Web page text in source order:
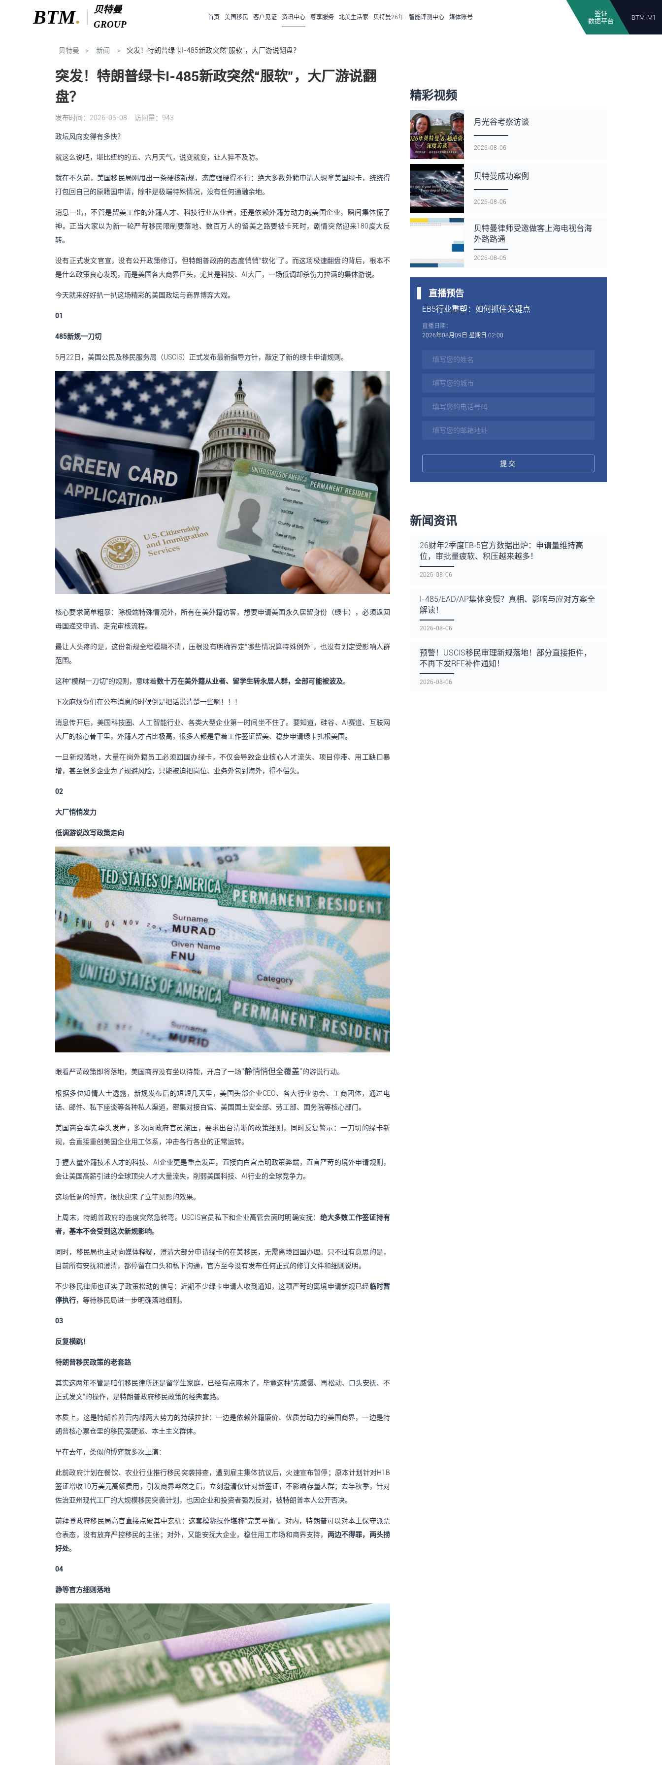
贝特曼咨询
BTM.
贝特曼
GROUP
首页 美国移民 客户见证 资讯中心 尊享服务 北美生活家 贝特曼26年 智能评测中心 媒体账号
签证
数据平台
BTM-M1
贝特曼 > 新闻 > 突发！特朗普绿卡I-485新政突然“服软”，大厂游说翻盘？
突发！特朗普绿卡I-485新政突然“服软”，大厂游说翻
盘？
发布时间：2026-06-08 访问量：943
政坛风向变得有多快？
就这么说吧，堪比纽约的五、六月天气，说变就变，让人猝不及防。
就在不久前，美国移民局刚甩出一条硬核新规，态度强硬得不行：绝大多数外籍申请人想拿美国绿卡，统统得
打包回自己的原籍国申请，除非是极端特殊情况，没有任何通融余地。
消息一出，不管是留美工作的外籍人才、科技行业从业者，还是依赖外籍劳动力的美国企业，瞬间集体慌了
神。正当大家以为新一轮严苛移民限制要落地、数百万人的留美之路要被卡死时，剧情突然迎来180度大反
转。
没有正式发文官宣，没有公开政策修订，但特朗普政府的态度悄悄“软化”了。而这场极速翻盘的背后，根本不
是什么政策良心发现，而是美国各大商界巨头，尤其是科技、AI大厂，一场低调却杀伤力拉满的集体游说。
今天就来好好扒一扒这场精彩的美国政坛与商界博弈大戏。
01
485新规一刀切
5月22日，美国公民及移民服务局（USCIS）正式发布最新指导方针，敲定了新的绿卡申请规则。
核心要求简单粗暴：除极端特殊情况外，所有在美外籍访客，想要申请美国永久居留身份（绿卡），必须返回
母国递交申请、走完审核流程。
最让人头疼的是，这份新规全程模糊不清，压根没有明确界定“哪些情况算特殊例外”，也没有划定受影响人群
范围。
这种“模糊一刀切”的规则，意味着数十万在美外籍从业者、留学生转永居人群，全部可能被波及。
下次麻烦你们在公布消息的时候倒是把话说清楚一些啊！！！
消息传开后，美国科技圈、人工智能行业、各类大型企业第一时间坐不住了。要知道，硅谷、AI赛道、互联网
大厂的核心骨干里，外籍人才占比极高，很多人都是靠着工作签证留美、稳步申请绿卡扎根美国。
一旦新规落地，大量在岗外籍员工必须回国办绿卡，不仅会导致企业核心人才流失、项目停滞、用工缺口暴
增，甚至很多企业为了规避风险，只能被迫把岗位、业务外包到海外，得不偿失。
02
大厂悄悄发力
低调游说改写政策走向
眼看严苛政策即将落地，美国商界没有坐以待毙，开启了一场“静悄悄但全覆盖”的游说行动。
根据多位知情人士透露，新规发布后的短短几天里，美国头部企业CEO、各大行业协会、工商团体，通过电
话、邮件、私下座谈等各种私人渠道，密集对接白宫、美国国土安全部、劳工部、国务院等核心部门。
美国商会率先牵头发声，多次向政府官员施压，要求出台清晰的政策细则，同时反复警示：一刀切的绿卡新
规，会直接重创美国企业用工体系，冲击各行各业的正常运转。
手握大量外籍技术人才的科技、AI企业更是重点发声，直接向白宫点明政策弊端，直言严苛的境外申请规则，
会让美国高薪引进的全球顶尖人才大量流失，削弱美国科技、AI行业的全球竞争力。
这场低调的博弈，很快迎来了立竿见影的效果。
上周末，特朗普政府的态度突然急转弯。USCIS官员私下和企业高管会面时明确安抚： 绝大多数工作签证持有
者，基本不会受到这次新规影响。
同时，移民局也主动向媒体释疑，澄清大部分申请绿卡的在美移民，无需离境回国办理。只不过有意思的是，
目前所有安抚和澄清，都停留在口头和私下沟通，官方至今没有发布任何正式的修订文件和细则说明。
不少移民律师也证实了政策松动的信号：近期不少绿卡申请人收到通知，这项严苛的离境申请新规已经临时暂
停执行，等待移民局进一步明确落地细则。
03
反复横跳！
特朗普移民政策的老套路
其实这两年不管是咱们移民律所还是留学生家庭，已经有点麻木了，毕竟这种“先威慑、再松动、口头安抚、不
正式发文”的操作，是特朗普政府移民政策的经典套路。
本质上，这是特朗普阵营内部两大势力的持续拉扯：一边是依赖外籍廉价、优质劳动力的美国商界，一边是特
朗普核心票仓里的移民强硬派、本土主义群体。
早在去年，类似的博弈就多次上演：
此前政府计划在餐饮、农业行业推行移民突袭排查，遭到雇主集体抗议后，火速宣布暂停；原本计划针对H1B
签证增收10万美元高额费用，引发商界哗然之后，立刻澄清仅针对新签证，不影响存量人群；去年秋季，针对
佐治亚州现代工厂的大规模移民突袭计划，也因企业和投资者强烈反对，被特朗普本人公开否决。
前拜登政府移民局高官直接点破其中玄机：这套模糊操作堪称“完美平衡”。对内，特朗普可以对本土保守派票
仓表态，没有放弃严控移民的主张；对外，又能安抚大企业，稳住用工市场和商界支持， 两边不得罪，两头捞
好处。
04
静等官方细则落地
精彩视频
月光谷考察访谈
2026-08-06
贝特曼成功案例
2026-08-06
贝特曼律师受邀做客上海电视台海
外路路通
2026-08-05
直播预告
EB5行业重塑：如何抓住关键点
直播日期：
2026年08月09日 星期日 02:00
提交
新闻资讯
26财年2季度EB‑5官方数据出炉：申请量维持高
位，审批量疲软、积压越来越多！
2026-08-06
I-485/EAD/AP集体变慢？真相、影响与应对方案全
解读！
2026-08-06
预警！USCIS移民审理新规落地！部分直接拒件，
不再下发RFE补件通知！
2026-08-06